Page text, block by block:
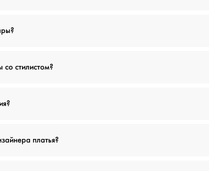
со стилистом?
платья?